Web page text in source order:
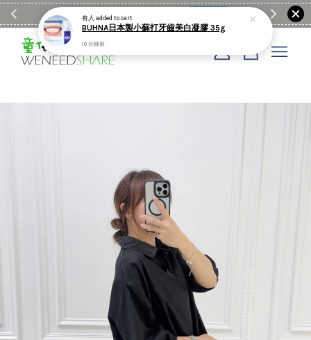
滿$1990送日亞麻棉簡約餐墊 童裝
您的購物車目前還是空的。